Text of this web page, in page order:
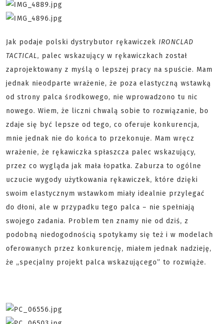
Jak podaje polski dystrybutor rękawiczek IRONCLAD
TACTICAL, palec wskazujący w rękawiczkach został
zaprojektowany z myślą o lepszej pracy na spuście. Mam
jednak nieodparte wrażenie, że poza elastyczną wstawką
od strony palca środkowego, nie wprowadzono tu nic
nowego. Wiem, że liczni chwalą sobie to rozwiązanie, bo
zdaje się być lepsze od tego, co oferuje konkurencja,
mnie jednak nie do końca to przekonuje. Mam wręcz
wrażenie, że rękawiczka spłaszcza palec wskazujący,
przez co wygląda jak mała łopatka. Zaburza to ogólne
uczucie wygody użytkowania rękawiczek, które dzięki
swoim elastycznym wstawkom miały idealnie przylegać
do dłoni, ale w przypadku tego palca – nie spełniają
swojego zadania. Problem ten znamy nie od dziś, z
podobną niedogodnością spotykamy się też i w modelach
oferowanych przez konkurencję, miałem jednak nadzieję,
że „specjalny projekt palca wskazującego” to rozwiąże.